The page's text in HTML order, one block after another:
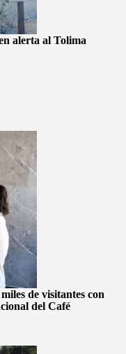
alerta al Tolima
de visitantes con
del Café